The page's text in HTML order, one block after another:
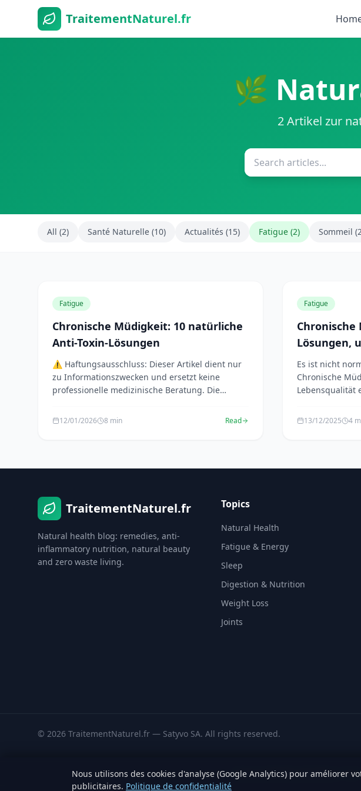
TraitementNaturel.fr
🌿
2 Artikel zur
All (2) Santé Naturelle (10) Actualités (15) Fatigue (2) Sommeil
Fatigue
Chronische Müdigkeit: 10 natürliche
Anti-Toxin-Lösungen
⚠️ Haftungsausschluss: Dieser Artikel dient nur
zu Informationszwecken und ersetzt keine
professionelle medizinische Beratung. Die
12/01/2026 8 min Read
Fatigue
Lösungen,
Es ist nicht
Chronische
Lebensqualität
13/12/2025 4
TraitementNaturel.fr
Natural health blog: remedies, anti-
inflammatory nutrition, natural beauty
and zero waste living.
Topics
Natural Health
Fatigue & Energy
Sleep
Digestion & Nutrition
Weight Loss
Joints
© 2026 TraitementNaturel.fr — Satyvo SA. All rights reserved.
Sources medicales autoritaires : INAMI
Nous utilisons des cookies d'analyse (Google Analytics) pour améliorer
publicitaires. Politique de confidentialité